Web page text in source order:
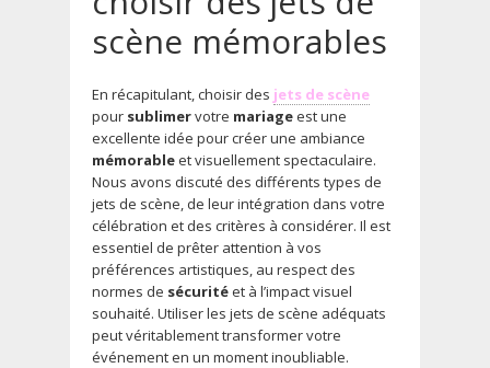
scène mémorables
En récapitulant, choisir des jets de scène
pour sublimervotre mariageest une
excellente idée pour créer une ambiance
mémorableet visuellement spectaculaire.
Nous avons discuté des différents types de
jets de scène, de leur intégration dans votre
célébration et des critères à considérer. Il est
essentiel de prêter attention à vos
préférences artistiques, au respect des
normes de sécuritéet à l’impact visuel
souhaité. Utiliser les jets de scène adéquats
peut véritablement transformer votre
événement en un moment inoubliable.